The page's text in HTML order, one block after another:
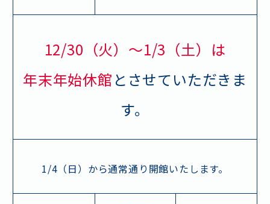
12/30（火）～1/3（土）は
年末年始休館 とさせていただきま
す。
1/4（日）から通常通り開館いたします。